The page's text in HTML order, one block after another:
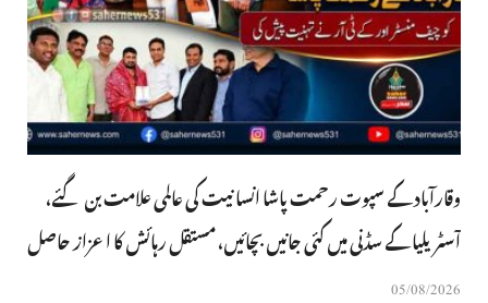
وقارآباد کے سپوت رحمت پاشا انسانیت کی عالمی علامت بن گئے،
آسٹریلیا کے سڈنی میں کئی جانیں بچائیں، مستقل رہائش کا اعزاز حاصل
05/08/2026